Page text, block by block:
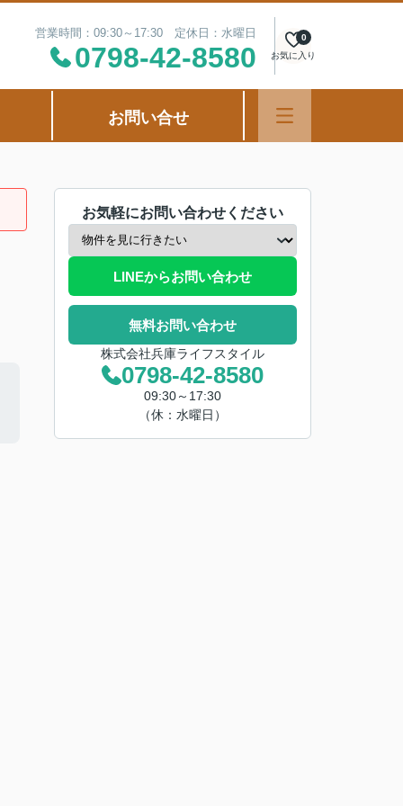
営業時間：09:30～17:30 定休日：水曜日
0798-42-8580 お気に入り
0
お問い合せ
お気軽にお問い合わせください
LINEからお問い合わせ
無料お問い合わせ
株式会社兵庫ライフスタイル
0798-42-8580
09:30～17:30
（休：水曜日）